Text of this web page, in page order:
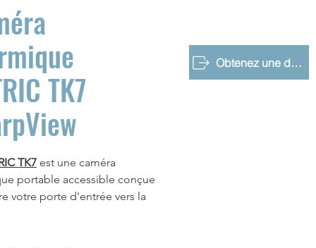
Obtenez une démo gratuite
TK7
TK7 est une caméra
portable accessible conçue
votre porte d'entrée vers la